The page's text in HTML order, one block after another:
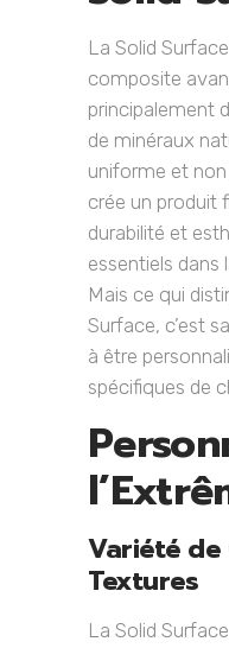
La Solid
composite
principalement
de minéraux
uniforme et
crée un produit
durabilité et
essentiels dans
Mais ce qui
Surface, c’est
à être
spécifiques de
Variété de
Textures
La Solid